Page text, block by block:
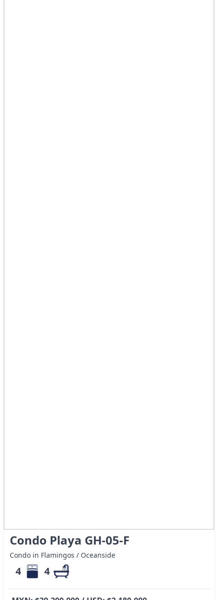
Condo Playa GH-05-F
Condo in Flamingos / Oceanside
4 4